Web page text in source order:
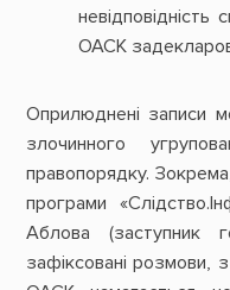
ОАСК
Оприлюднені записи
злочинного
правопорядку.
програми
Аблова (заступник
зафіксовані розмови,